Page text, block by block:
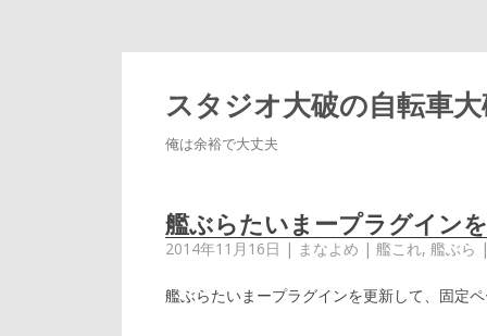
スタジオ大破の自転車
俺は余裕で大丈夫
艦ぶらたいまープラグインを
2014年11月16日 | まなよめ | 艦これ, 艦ぶら |
艦ぶらたいまープラグインを更新して、固定ペ